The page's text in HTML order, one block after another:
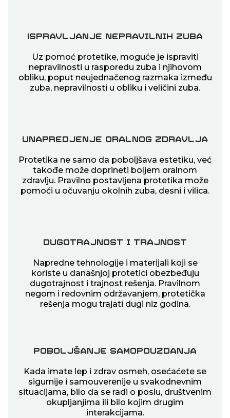
Ispravljanje nepravilnih zuba
Uz pomoć protetike, moguće je ispraviti
nepravilnosti u rasporedu zuba i njihovom
obliku, poput neujednačenog razmaka između
zuba, nepravilnosti u obliku i veličini zuba.
Unapredjenje oralnog zdravlja
Protetika ne samo da poboljšava estetiku, već
takođe može doprineti boljem oralnom
zdravlju. Pravilno postavljena protetika može
pomoći u očuvanju okolnih zuba, desni i vilica.
Dugotrajnost i trajnost
Napredne tehnologije i materijali koji se
koriste u današnjoj protetici obezbeđuju
dugotrajnost i trajnost rešenja. Pravilnom
negom i redovnim održavanjem, protetička
rešenja mogu trajati dugi niz godina.
Poboljšanje samopouzdanja
Kada imate lep i zdrav osmeh, osećaćete se
sigurnije i samouverenije u svakodnevnim
situacijama, bilo da se radi o poslu, društvenim
okupljanjima ili bilo kojim drugim
interakcijama.